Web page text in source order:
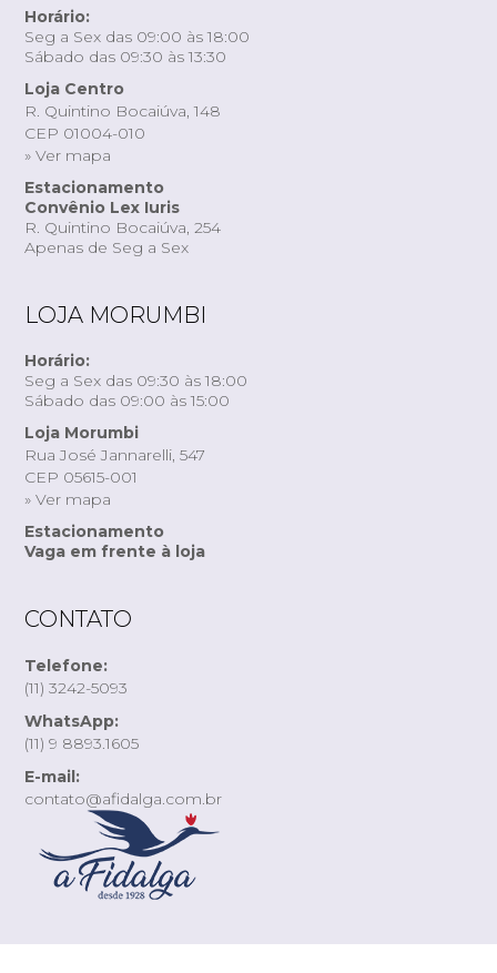
Horário:
Seg a Sex das 09:00 às 18:00
Sábado das 09:30 às 13:30
Loja Centro
R. Quintino Bocaiúva, 148
CEP 01004-010
» Ver mapa
Estacionamento
Convênio Lex Iuris
R. Quintino Bocaiúva, 254
Apenas de Seg a Sex
LOJA MORUMBI
Horário:
Seg a Sex das 09:30 às 18:00
Sábado das 09:00 às 15:00
Loja Morumbi
Rua José Jannarelli, 547
CEP 05615-001
» Ver mapa
Estacionamento
Vaga em frente à loja
CONTATO
Telefone:
(11) 3242-5093
WhatsApp:
(11) 9 8893.1605
E-mail:
contato@afidalga.com.br